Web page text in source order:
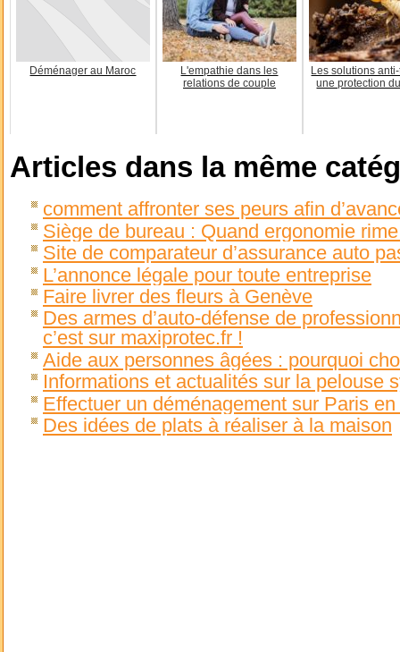
Déménager au Maroc
L'empathie dans les
relations de couple
Les solutions
une protection
Articles dans la même
comment affronter ses peurs afin
Siège de bureau : Quand ergonomie
Site de comparateur d’assurance auto
L’annonce légale pour toute entreprise
Faire livrer des fleurs à Genève
Des armes d’auto-défense de
c’est sur maxiprotec.fr !
Aide aux personnes âgées : pourquoi
Informations et actualités sur la pelouse
Effectuer un déménagement sur Paris
Des idées de plats à réaliser à la maison